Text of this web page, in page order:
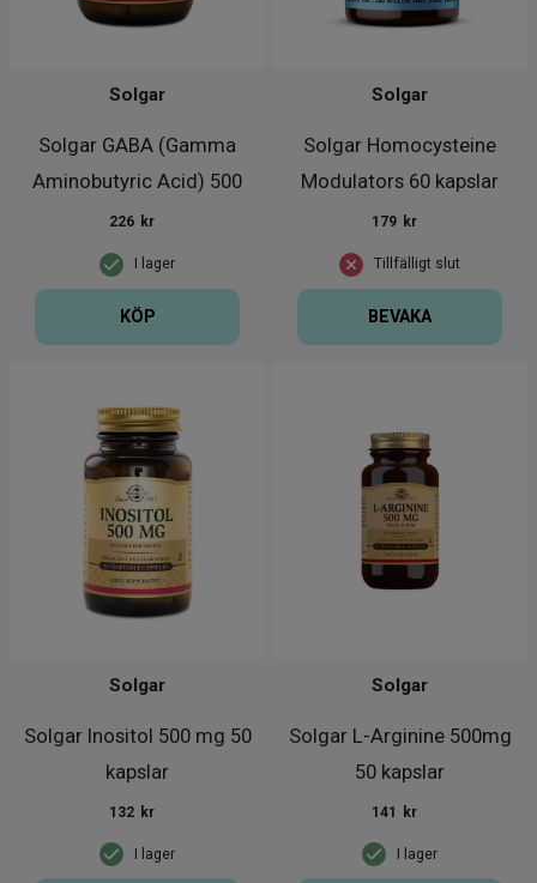
Solgar GABA (Gamma
Aminobutyric Acid) 500
mg 50 ka
Solgar
I lager
226 kr
KÖP
Solgar Homocysteine
Modulators 60 kapslar
Solgar
Tillfälligt slut
179 kr
BEVAKA
Solgar Inositol 500 mg 50
kapslar
Solgar
I lager
132 kr
Solgar L-Arginine 500mg
50 kapslar
Solgar
I lager
141 kr